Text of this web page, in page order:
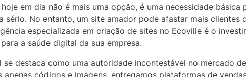
em dia não é mais uma opção, é uma necessidade básica
sério. No entanto, um site amador pode afastar mais clientes
especializada em criação de sites no Ecoville é o
a saúde digital da sua empresa.
se destaca como uma autoridade incontestável no mercado
apenas códigos e imagens; entregamos plataformas de